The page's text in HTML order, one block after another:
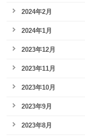
2024年2月
2024年1月
2023年12月
2023年11月
2023年10月
2023年9月
2023年8月